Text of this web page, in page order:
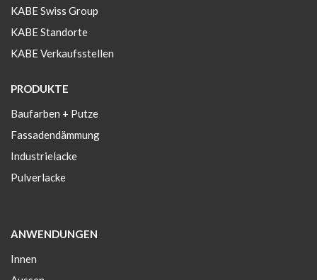
KABE Swiss Group
KABE Standorte
KABE Verkaufsstellen
PRODUKTE
Baufarben + Putze
Fassadendämmung
Industrielacke
Pulverlacke
ANWENDUNGEN
Innen